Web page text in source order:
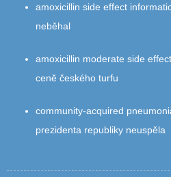
amoxicillin side effect
neběhal
amoxicillin moderate side
ceně českého turfu
community‑acquired
prezidenta republiky neuspěla